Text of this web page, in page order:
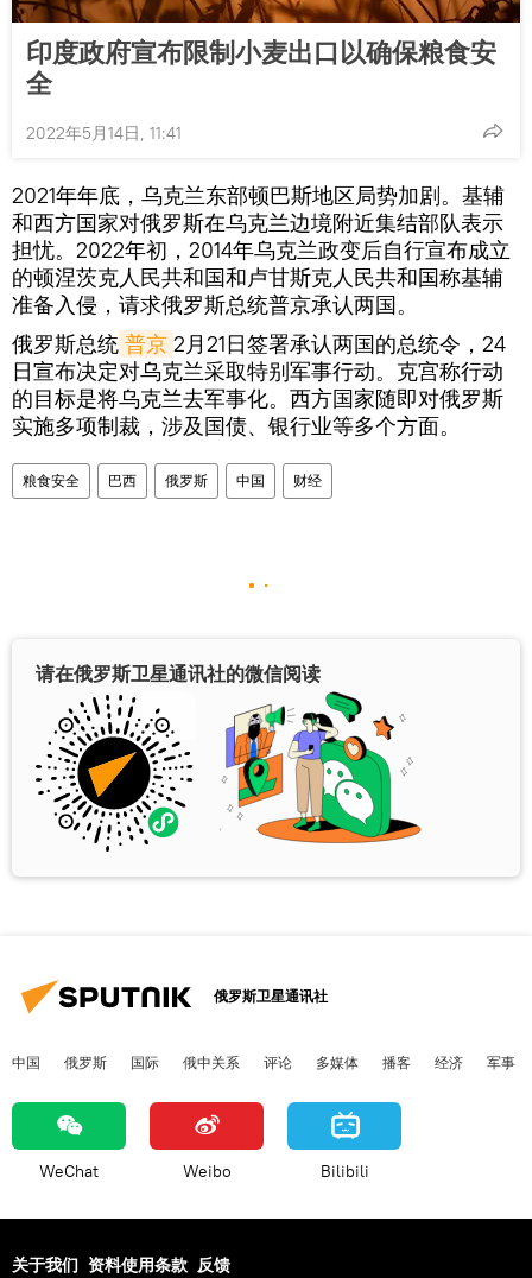
印度政府宣布限制小麦出口以确保粮食安
全
2022年5月14日, 11:41
2021年年底，乌克兰东部顿巴斯地区局势加剧。基辅
和西方国家对俄罗斯在乌克兰边境附近集结部队表示
担忧。2022年初，2014年乌克兰政变后自行宣布成立
的顿涅茨克人民共和国和卢甘斯克人民共和国称基辅
准备入侵，请求俄罗斯总统普京承认两国。
俄罗斯总统 普京 2月21日签署承认两国的总统令，24
日宣布决定对乌克兰采取特别军事行动。克宫称行动
的目标是将乌克兰去军事化。西方国家随即对俄罗斯
实施多项制裁，涉及国债、银行业等多个方面。
粮食安全 巴西 俄罗斯 中国 财经
请在俄罗斯卫星通讯社的微信阅读
俄罗斯卫星通讯社
中国 俄罗斯 国际 俄中关系 评论 多媒体 播客 经济 军事
WeChat Weibo Bilibili
关于我们 资料使用条款 反馈